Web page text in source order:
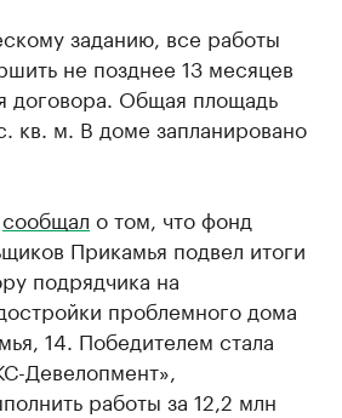
заданию, все работы
не позднее 13 месяцев
договора. Общая площадь
кв. м. В доме запланировано
сообщал о том, что фонд
Прикамья подвел итоги
подрядчика на
проблемного дома
14. Победителем стала
Девелопмент»,
работы за 12,2 млн